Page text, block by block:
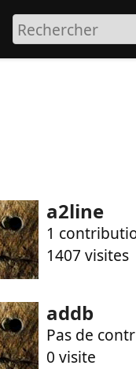
a2line
1
1407 visites
addb
Pas de
0 visite